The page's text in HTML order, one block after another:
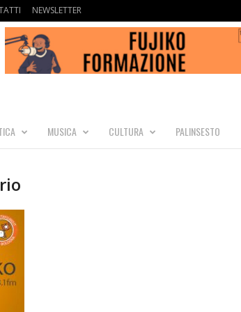
NEWSLETTER
MUSICA CULTURA PALINSESTO